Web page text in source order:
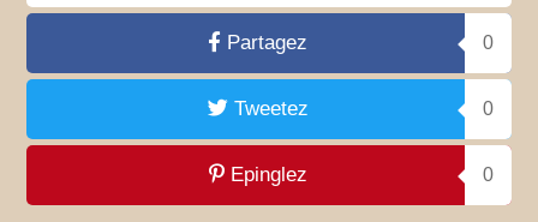
Partagez 0
Tweetez 0
Epinglez 0